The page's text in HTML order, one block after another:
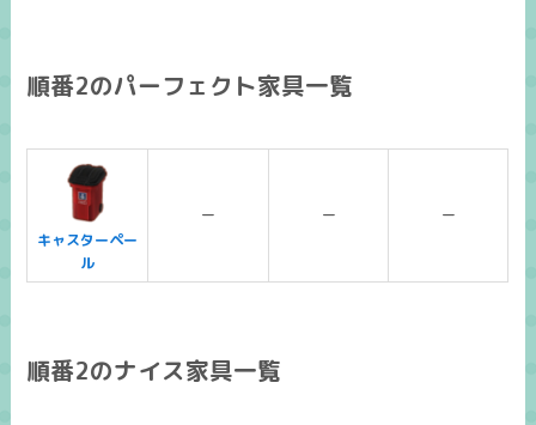
順番2のパーフェクト家具一覧
キャスターペー
ル
ー ー ー
順番2のナイス家具一覧